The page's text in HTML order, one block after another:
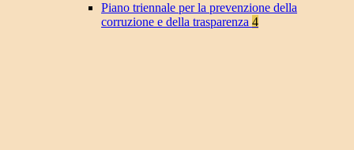
Piano triennale per la prevenzione della
corruzione e della trasparenza 4